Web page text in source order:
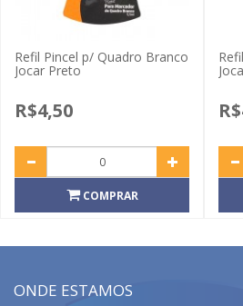
Refil Pincel p/ Quadro Branco
Jocar Preto
R$4,50
COMPRAR
ONDE ESTAMOS